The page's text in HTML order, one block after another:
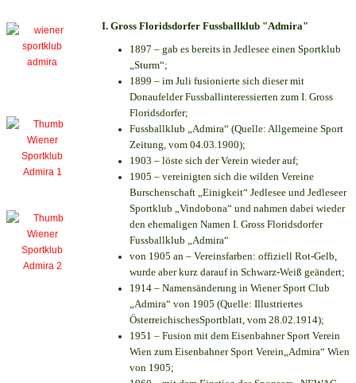
I. Gross Floridsdorfer Fussballklub "Admira"
1897 – gab es bereits in Jedlesee einen Sportklub
„Sturm“;
1899 – im Juli fusionierte sich dieser mit
Donaufelder Fussballinteressierten zum I. Gross
Floridsdorfer;
Fussballklub „Admira“ (Quelle: Allgemeine Sport
Zeitung, vom 04.03.1900);
1903 – löste sich der Verein wieder auf;
1905 – vereinigten sich die wilden Vereine
Burschenschaft „Einigkeit“ Jedlesee und Jedleseer
Sportklub „Vindobona“ und nahmen dabei wieder
den ehemaligen Namen I. Gross Floridsdorfer
Fussballklub „Admira“
von 1905 an – Vereinsfarben: offiziell Rot-Gelb,
wurde aber kurz darauf in Schwarz-Weiß geändert;
1914 – Namensänderung in Wiener Sport Club
„Admira“ von 1905 (Quelle: Illustriertes
ÖsterreichischesSportblatt, vom 28.02.1914);
1951 – Fusion mit dem Eisenbahner Sport Verein
Wien zum Eisenbahner Sport Verein„Admira“ Wien
von 1905;